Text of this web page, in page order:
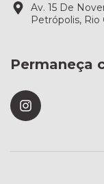
Av. 15 De
Petrópolis, Rio
Permaneça